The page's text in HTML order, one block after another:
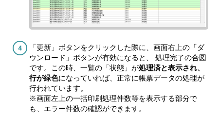
「更新」ボタンをクリックした際に、画面右上の「ダ
ウンロード」ボタンが有効になると、 処理完了の合図
です。この時、一覧の「状態」が処理済と表示され、
行が緑色になっていれば、正常に帳票データの処理が
行われています。
※画面左上の一括印刷処理件数等を表示する部分で
も、エラー件数の確認ができます。